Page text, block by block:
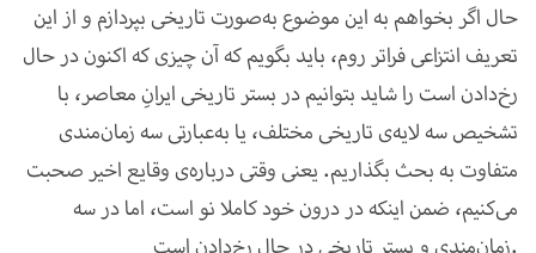
حال اگر بخواهم به این موضوع به‌صورت تاریخی بپردازم و از این
تعریف انتزاعی فراتر روم، باید بگویم که آن چیزی که اکنون در حال
رخ‌دادن است را شاید بتوانیم در بستر تاریخی ایرانِ معاصر، با
تشخیص سه لایه‌ی تاریخی مختلف، یا به‌عبارتی سه زمان‌مندی
متفاوت به بحث بگذاریم. یعنی وقتی دربارهی وقایع اخیر صحبت
می‌کنیم، ضمن اینکه در درون خود کاملا نو است، اما در سه